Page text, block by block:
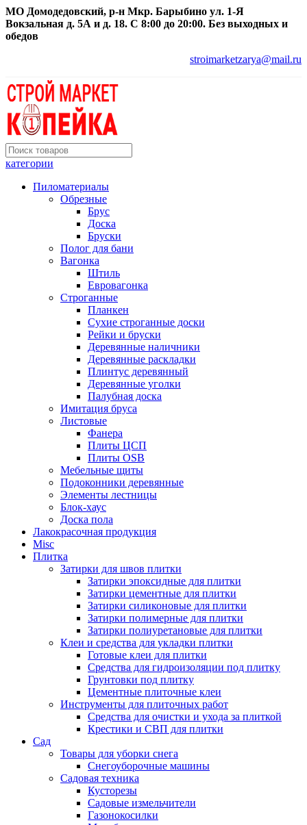
МО Домодедовский, р-н Мкр. Барыбино ул. 1-Я
Вокзальная д. 5А и д. 18. С 8:00 до 20:00. Без выходных и
обедов
stroimarketzarya@mail.ru
категории
Пиломатериалы
Обрезные
Брус
Доска
Бруски
Полог для бани
Вагонка
Штиль
Евровагонка
Строганные
Планкен
Сухие строганные доски
Рейки и бруски
Деревянные наличники
Деревянные раскладки
Плинтус деревянный
Деревянные уголки
Палубная доска
Имитация бруса
Листовые
Фанера
Плиты ЦСП
Плиты OSB
Мебельные щиты
Подоконники деревянные
Элементы лестницы
Блок-хаус
Доска пола
Лакокрасочная продукция
Misc
Плитка
Затирки для швов плитки
Затирки эпоксидные для плитки
Затирки цементные для плитки
Затирки силиконовые для плитки
Затирки полимерные для плитки
Затирки полиуретановые для плитки
Клеи и средства для укладки плитки
Готовые клеи для плитки
Средства для гидроизоляции под плитку
Грунтовки под плитку
Цементные плиточные клеи
Инструменты для плиточных работ
Средства для очистки и ухода за плиткой
Крестики и СВП для плитки
Сад
Товары для уборки снега
Снегоуборочные машины
Садовая техника
Кусторезы
Садовые измельчители
Газонокосилки